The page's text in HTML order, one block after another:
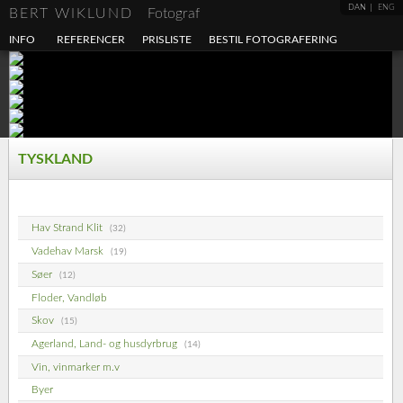
DAN ENG
BERT WIKLUND Fotograf
INFO REFERENCER PRISLISTE BESTIL FOTOGRAFERING
TYSKLAND
Hav Strand Klit (32)
Vadehav Marsk (19)
Søer (12)
Floder, Vandløb
Skov (15)
Agerland, Land- og husdyrbrug (14)
Vin, vinmarker m.v
Byer